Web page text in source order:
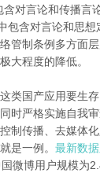
含对言论和传播言
包含对言论和思想
管制条例多方面
大程度的降低。
类国产应用要生
时严格实施自我审
制传播、去媒体化
是一例。 最新数
微博用户规模为